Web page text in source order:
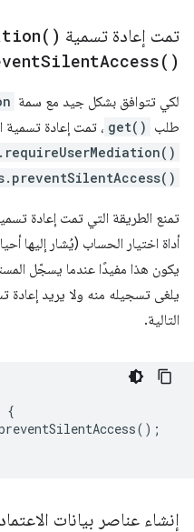
تمت إعادة تسمية )
SilentAccess( )
لكي تتوافق بشكل جيد مع سمة
طلب get() ، تمت إعادة تسمية
تمنع الطريقة التي تمت إعادة
أداة اختيار الحساب (يُشار إليها
يكون هذا مفيدًا عندما يسجّل
يلغى تسجيله منه ولا يريد إعادة
التالية.
{
();
إنشاء عناصر بيانات